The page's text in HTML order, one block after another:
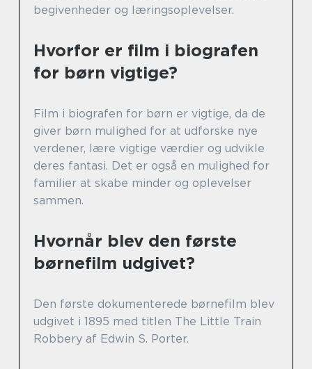
begivenheder og læringsoplevelser.
Hvorfor er film i biografen
for børn vigtige?
Film i biografen for børn er vigtige, da de
giver børn mulighed for at udforske nye
verdener, lære vigtige værdier og udvikle
deres fantasi. Det er også en mulighed for
familier at skabe minder og oplevelser
sammen.
Hvornår blev den første
børnefilm udgivet?
Den første dokumenterede børnefilm blev
udgivet i 1895 med titlen The Little Train
Robbery af Edwin S. Porter.